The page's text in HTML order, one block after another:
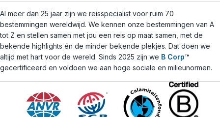
Al meer dan 25 jaar zijn we reisspecialist voor ruim 70
bestemmingen wereldwijd. We kennen onze bestemmingen van A
tot Z en stellen samen met jou een reis op maat samen, met de
bekende highlights én de minder bekende plekjes. Dat doen we
altijd met hart voor de wereld. Sinds 2025 zijn we B Corp™
gecertificeerd en voldoen we aan hoge sociale en milieunormen.